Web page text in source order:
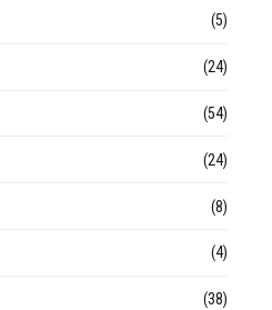
(5)
(24)
(54)
(24)
(8)
(4)
(38)